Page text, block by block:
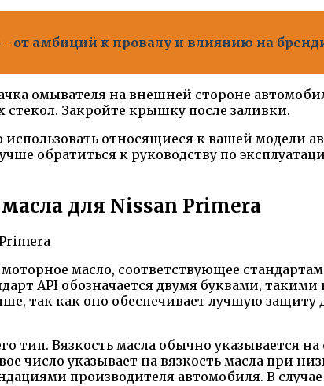
от амбиций к провалу и влиянию на
омывателя на внешней стороне
Закройте крышку после заливки.
относящиеся к вашей модели
обратиться к руководству по
для Nissan Primera
масло, соответствующее
API обозначается двумя буквами, такими
так как оно обеспечивает лучшую
Вязкость масла обычно указывается
число указывает на вязкость масла при
производителя автомобиля. В